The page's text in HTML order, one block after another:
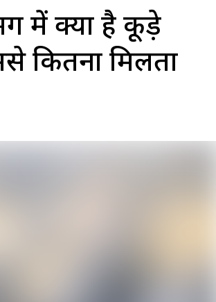
में क्या है कूड़े
कितना मिलता